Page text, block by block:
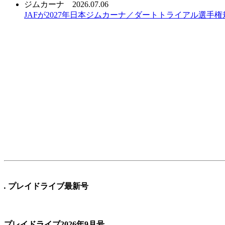
ジムカーナ
2026.07.06
JAFが2027年日本ジムカーナ／ダートトライアル選手
. プレイドライブ最新号